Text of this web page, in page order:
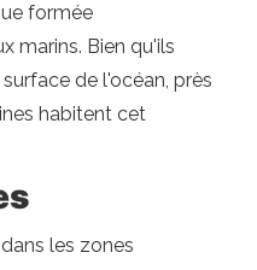
formée
marins. Bien qu'ils
de l'océan, près
habitent cet
les zones